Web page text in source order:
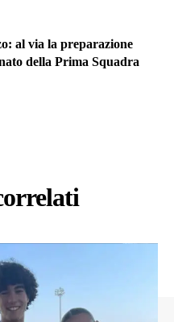
al via la preparazione
della Prima Squadra